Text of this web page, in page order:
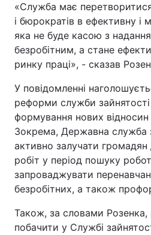
«Служба має
і бюрократів в ефективну і
яка не буде касою з
безробітним, а стане
ринку праці», - сказав
У повідомленні
реформи служби
формування нових відносин
Зокрема, Державна служба
активно залучати
робіт у період пошуку
запроваджувати
безробітних, а також
Також, за словами
побачити у Службі